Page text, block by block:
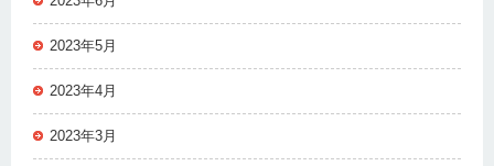
2023年5月
2023年4月
2023年3月